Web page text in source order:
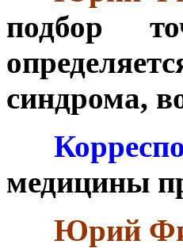
подбор
синдрома,
медицины
Юрий